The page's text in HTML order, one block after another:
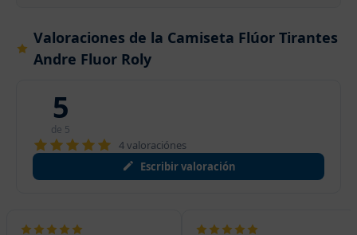
Valoraciones de la Camiseta Flúor Tirantes
Andre Fluor Roly
5
de 5
4 valoraciónes
Escribir valoración